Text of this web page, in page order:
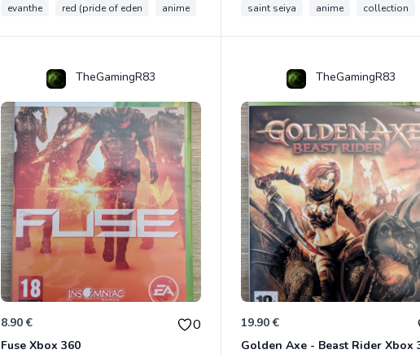
evanthe red (pride of eden anime collectionsaint seiya anime collection
TheGamingR83
8.90 € 0
Fuse Xbox 360
TheGamingR83
19.90 €
Golden Axe - Beast Rider Xbox